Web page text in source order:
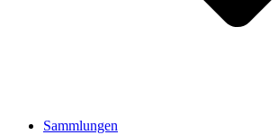
Sammlungen